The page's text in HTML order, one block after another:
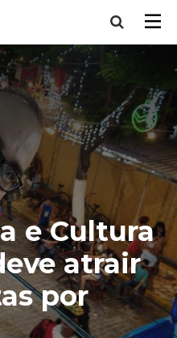
e Cultura
atrair
por